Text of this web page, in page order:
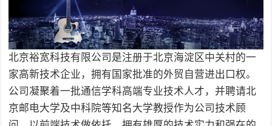
北京裕宽科技有限公司是注册于北京海淀区中关村的一
家高新技术企业，拥有国家批准的外贸自营进出口权。
公司凝聚着一批通信学科高端专业技术人才，并聘请北
京邮电大学及中科院等知名大学教授作为公司技术顾